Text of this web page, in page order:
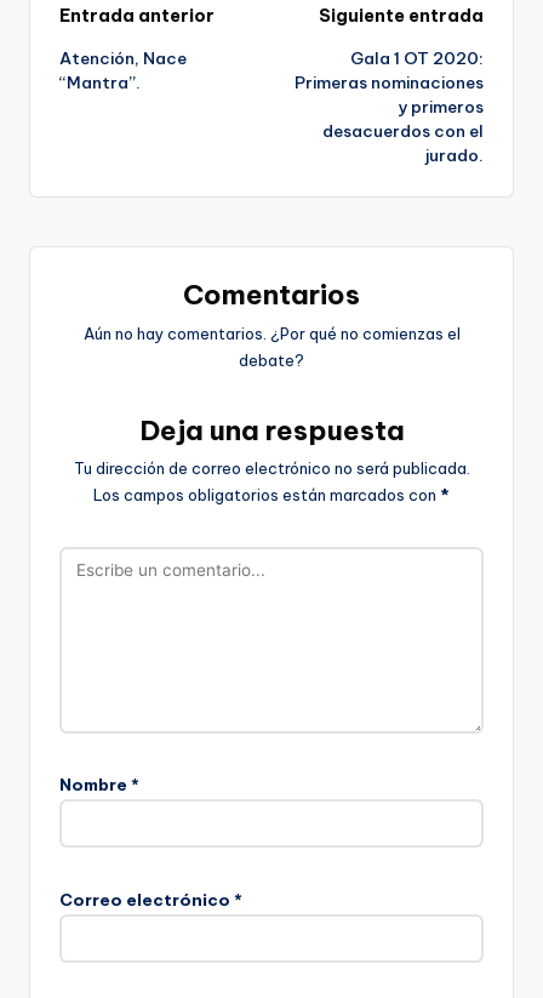
Navegación
de
Entrada anterior
Atención, Nace
“Mantra”.
Siguiente entrada
Gala 1 OT 2020:
Primeras nominaciones
y primeros
desacuerdos con el
jurado.
Comentarios
Aún no hay comentarios. ¿Por qué no comienzas el
debate?
Deja una respuesta
Tu dirección de correo electrónico no será publicada.
Los campos obligatorios están marcados con *
Nombre *
Correo electrónico *